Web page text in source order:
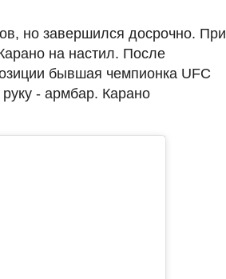
но завершился досрочно. При
на настил. После
бывшая чемпионка UFC
- армбар. Карано